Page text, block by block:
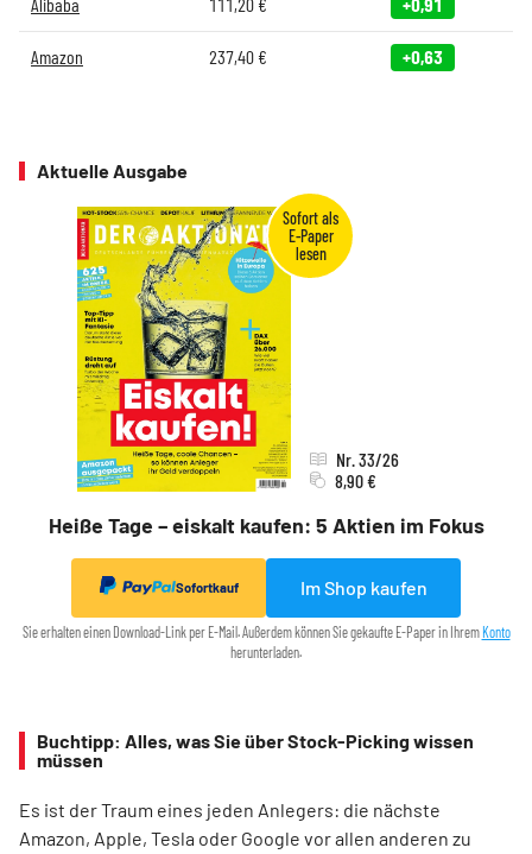
Amazon 237,40€ +0,63
Aktuelle Ausgabe
Heiße Tage – eiskalt kaufen: 5 Aktien im Fokus
Nr. 33/26
8,90 €
Sofortkauf Im Shop kaufen
Sie erhalten einen Download-Link per E-Mail. Außerdem können Sie gekaufte E-Paper in Ihrem Konto
herunterladen.
Buchtipp: Alles, was Sie über Stock-Picking wissen
müssen
Es ist der Traum eines jeden Anlegers: die nächste
Amazon, Apple, Tesla oder Google vor allen anderen zu